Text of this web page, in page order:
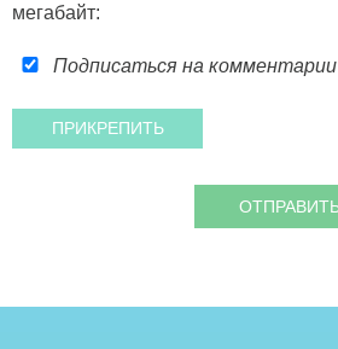
мегабайт:
Подписаться на комментарии